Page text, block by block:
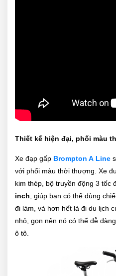
Thiết kế hiện đại, phối màu
Xe đạp gấp Brompton A Line
với phối màu thời thượng. Xe
kim thép, bộ truyền động 3 tốc
inch , giúp bạn có thể dùng
đi làm, và hơn hết là đi du lịch
nhỏ, gọn nên nó có thể dễ
ô tô.